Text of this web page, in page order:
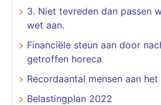
3. Niet tevreden dan passen
wet aan.
Financiële steun aan door
getroffen horeca
Recordaantal mensen aan
Belastingplan 2022